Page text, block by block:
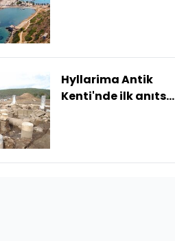
Hyllarima Antik
Kenti'nde ilk anıtsal